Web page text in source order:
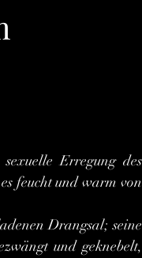
feucht und warm von
und geknebelt,